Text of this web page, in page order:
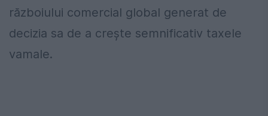
războiului comercial global generat de
decizia sa de a crește semnificativ taxele
vamale.